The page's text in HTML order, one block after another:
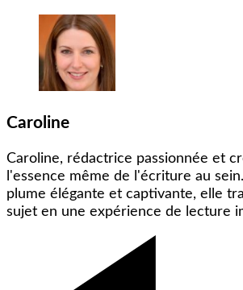
Caroline
Caroline, rédactrice passionnée et
l'essence même de l'écriture au
plume élégante et captivante, elle
sujet en une expérience de lecture